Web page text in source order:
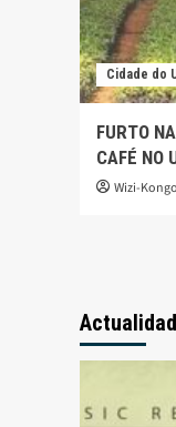
Cidade do
FURTO
CAFÉ NO
Wizi-Kongo